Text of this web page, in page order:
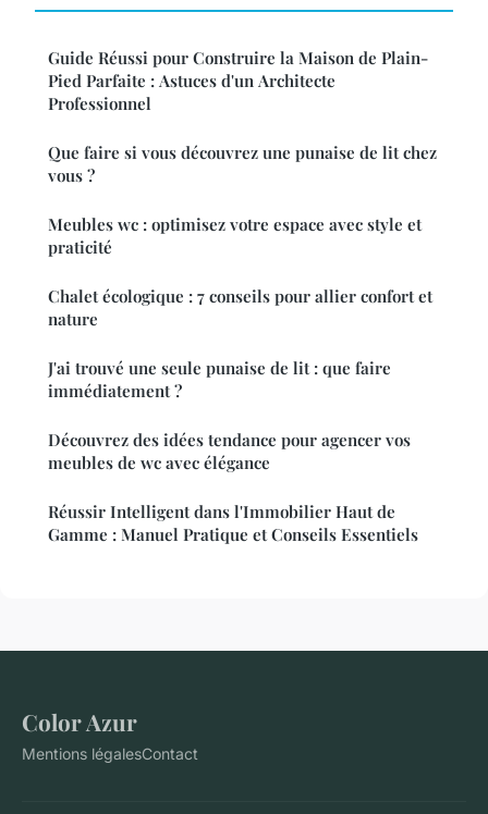
Guide Réussi pour Construire la Maison de Plain-
Pied Parfaite : Astuces d'un Architecte
Professionnel
Que faire si vous découvrez une punaise de lit chez
vous ?
Meubles wc : optimisez votre espace avec style et
praticité
Chalet écologique : 7 conseils pour allier confort et
nature
J'ai trouvé une seule punaise de lit : que faire
immédiatement ?
Découvrez des idées tendance pour agencer vos
meubles de wc avec élégance
Réussir Intelligent dans l'Immobilier Haut de
Gamme : Manuel Pratique et Conseils Essentiels
Color Azur
Mentions légalesContact